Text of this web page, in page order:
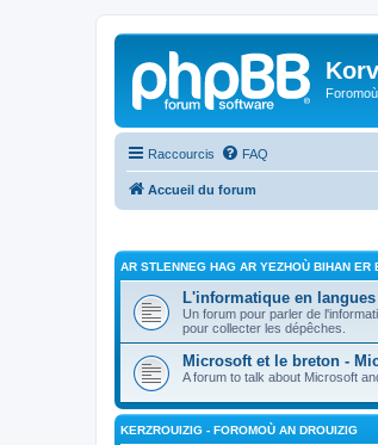
Raccourcis FAQ
Accueil du forum
AR STLENNEG HAG AR YEZHOÙ BIHAN ER
L'informatique en
Un forum pour parler de
pour collecter les dépêches.
Microsoft et le breton -
A forum to talk about Microsoft
KERZROUIZIG - FOROMOÙ AN DROUIZIG